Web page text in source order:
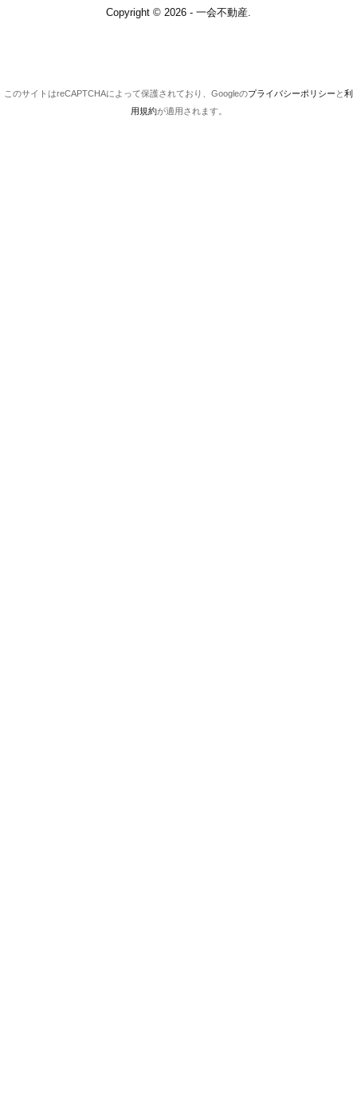
Copyright © 2026 - 一会不動産.
このサイトはreCAPTCHAによって保護されており、Googleのプライバシーポリシー と利
用規約が適用されます。